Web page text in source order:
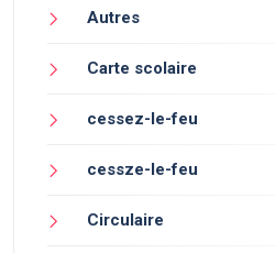
Autres
Carte scolaire
cessez-le-feu
cessze-le-feu
Circulaire